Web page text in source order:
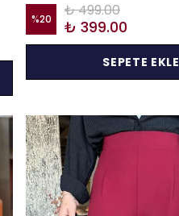
%20 ₺ 499.00
₺ 399.00
SEPETE EKLE